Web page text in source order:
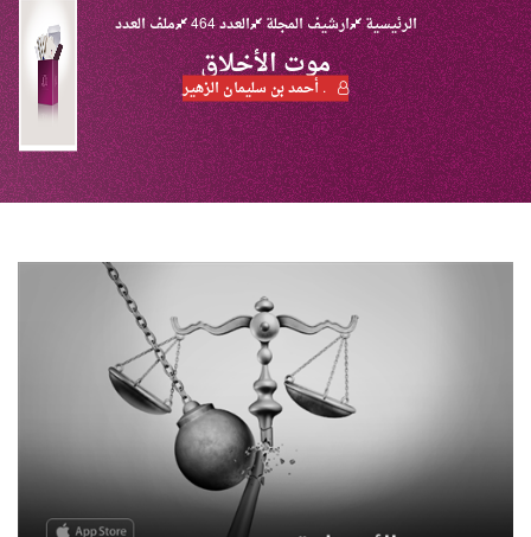
الرئيسية ارشيف المجلة العدد 464 ملف العدد
موت الأخلاق
. أحمد بن سليمان الزهير